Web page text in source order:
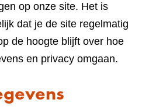
op onze site. Het is
dat je de site regelmatig
de hoogte blijft over hoe
en privacy omgaan.